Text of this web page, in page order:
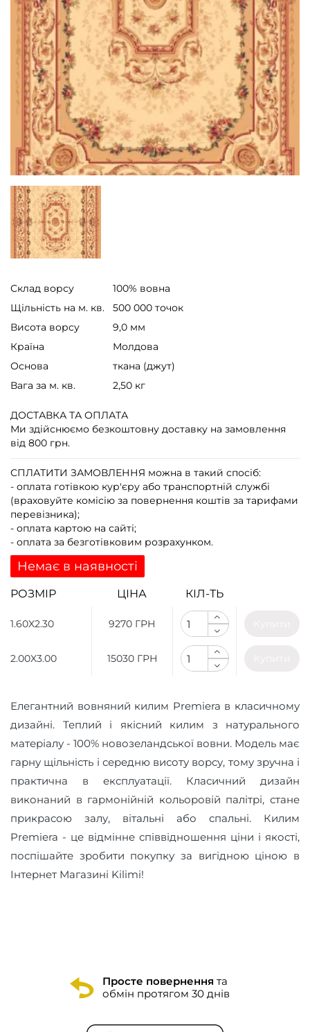
Склад ворсу
100% вовна
Щільність на м. кв.
500 000 точок
Висота ворсу
9,0 мм
Країна
Молдова
Основа
ткана (джут)
Вага за м. кв.
2,50 кг
ДОСТАВКА ТА ОПЛАТА
Ми здійснюємо безкоштовну доставку на замовлення
від 800 грн.
СПЛАТИТИ ЗАМОВЛЕННЯ можна в такий спосіб:
- оплата готівкою кур'єру або транспортній службі
(враховуйте комісію за повернення коштів за тарифами
перевізника);
- оплата картою на сайті;
- оплата за безготівковим розрахунком.
Немає в наявності
РОЗМІР ЦІНА КІЛ-ТЬ
1.60X2.30 9270 ГРН
2.00X3.00 15030 ГРН
Елегантний вовняний килим Premiera в класичному
дизайні. Теплий і якісний килим з натурального
матеріалу - 100% новозеландської вовни. Модель має
гарну щільність і середню висоту ворсу, тому зручна і
практична в експлуатації. Класичний дизайн
виконаний в гармонійній кольоровій палітрі, стане
прикрасою залу, вітальні або спальні. Килим
Premiera - це відмінне співвідношення ціни і якості,
поспішайте зробити покупку за вигідною ціною в
Інтернет Магазині Kilimi!
Просте повернення та
обмін протягом 30 днів